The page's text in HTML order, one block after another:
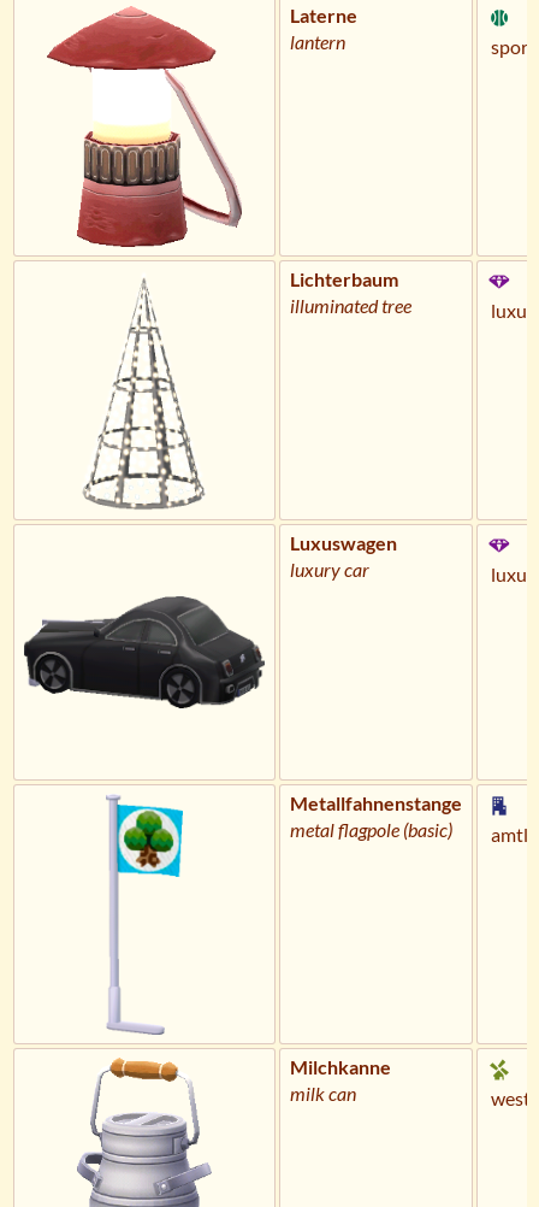
Laterne
lantern
Lichterbaum
illuminated tree
Luxuswagen
luxury car
Metallfahnenstange
metal flagpole (basic)
Milchkanne
milk can